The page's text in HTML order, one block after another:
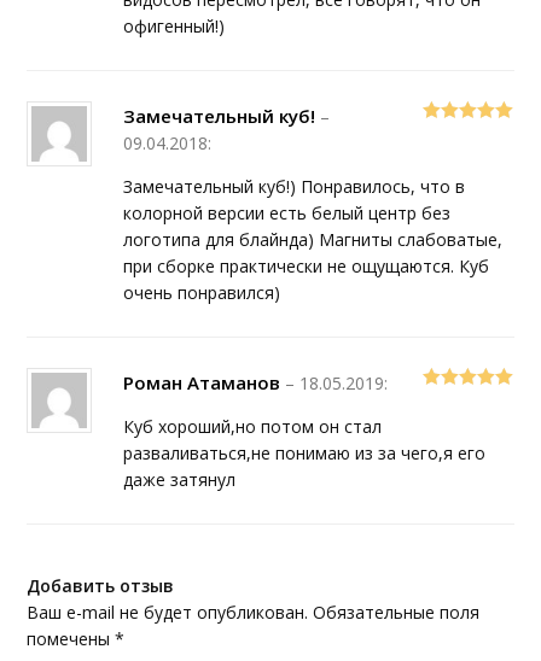
офигенный!)
Замечательный куб! –
09.04.2018:
Замечательный куб!) Понравилось, что в
колорной версии есть белый центр без
логотипа для блайнда) Магниты слабоватые,
при сборке практически не ощущаются. Куб
очень понравился)
Роман Атаманов – 18.05.2019:
Куб хороший,но потом он стал
разваливаться,не понимаю из за чего,я его
даже затянул
Добавить отзыв
Ваш e-mail не будет опубликован. Обязательные поля
помечены*